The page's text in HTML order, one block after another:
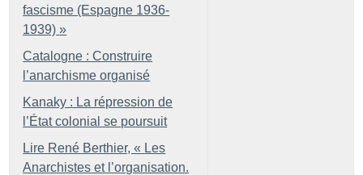
fascisme (Espagne 1936-
1939) »
Catalogne : Construire
l’anarchisme organisé
Kanaky : La répression de
l’État colonial se poursuit
Lire René Berthier, « Les
Anarchistes et l’organisation.